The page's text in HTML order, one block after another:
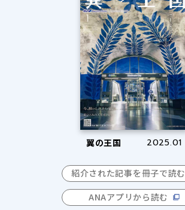
翼の王国 2025.01
紹介された記事を冊子で読む
ANAアプリから読む